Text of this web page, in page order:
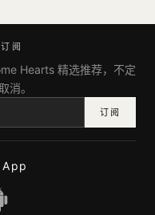
阅
Hearts 精选推荐，不定
消。
订阅
App